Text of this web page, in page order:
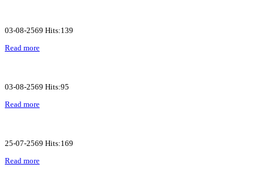
03-08-2569 Hits:139
Read more
03-08-2569 Hits:95
Read more
25-07-2569 Hits:169
Read more